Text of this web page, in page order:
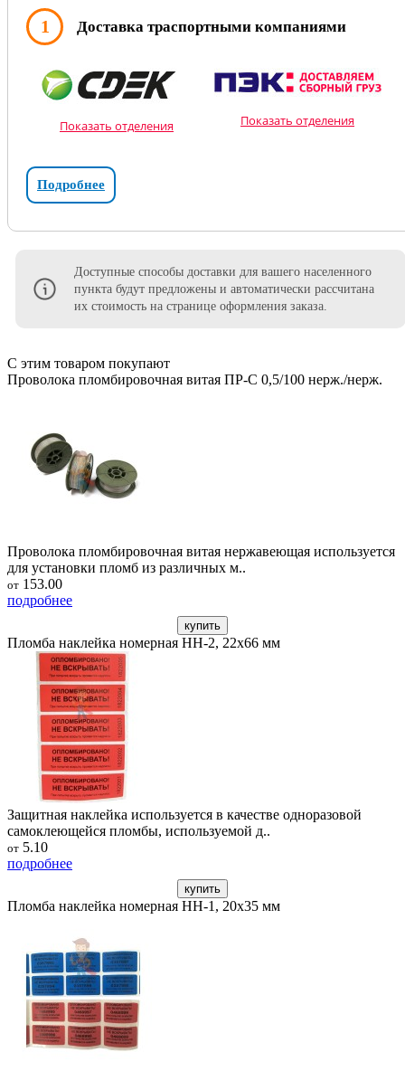
1 Доставка траспортными компаниями
Показать отделения Показать отделения
Подробнее
Доступные способы доставки для вашего населенного
пункта будут предложены и автоматически рассчитана
их стоимость на странице оформления заказа.
С этим товаром покупают
Проволока пломбировочная витая ПР-С 0,5/100 нерж./нерж.
Проволока пломбировочная витая нержавеющая используется
для установки пломб из различных м..
от 153.00
подробнее
купить
Пломба наклейка номерная НН-2, 22х66 мм
Защитная наклейка используется в качестве одноразовой
самоклеющейся пломбы, используемой д..
от 5.10
подробнее
купить
Пломба наклейка номерная НН-1, 20x35 мм